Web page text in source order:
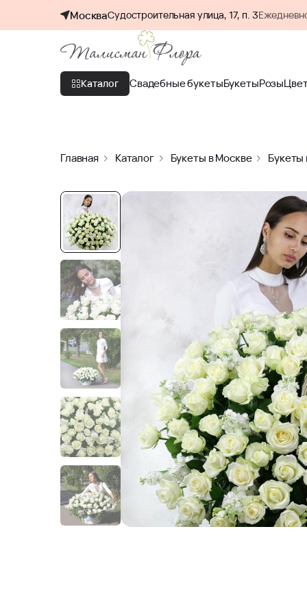
МоскваСудостроительная улица, 17, п. 3
Каталог Свадебные букетыБукетыРозы
Главная Каталог Букеты в Москве Букеты